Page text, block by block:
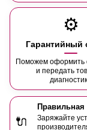
⚙️
Гарантийный
Поможем оформить
и передать
🔌
Правильная
Заряжайте